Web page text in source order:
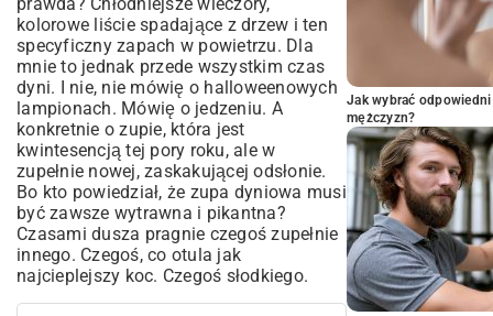
kolorowe liście spadające z drzew i ten
specyficzny zapach w powietrzu. Dla
mnie to jednak przede wszystkim czas
dyni. I nie, nie mówię o halloweenowych
lampionach. Mówię o jedzeniu. A
konkretnie o zupie, która jest
kwintesencją tej pory roku, ale w
zupełnie nowej, zaskakującej odsłonie.
Bo kto powiedział, że zupa dyniowa musi
być zawsze wytrawna i pikantna?
Czasami dusza pragnie czegoś zupełnie
innego. Czegoś, co otula jak
najcieplejszy koc. Czegoś słodkiego.
Jak wybrać
mężczyzn?